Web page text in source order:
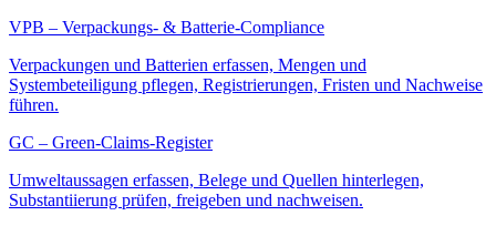
VPB – Verpackungs- & Batterie-Compliance
Verpackungen und Batterien erfassen, Mengen und
Systembeteiligung pflegen, Registrierungen, Fristen und Nachweise
führen.
GC – Green-Claims-Register
Umweltaussagen erfassen, Belege und Quellen hinterlegen,
Substantiierung prüfen, freigeben und nachweisen.